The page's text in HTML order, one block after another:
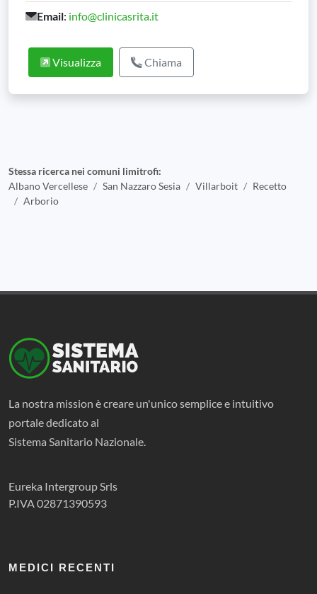
Email: info@clinicasrita.it
Visualizza Chiama
Stessa ricerca nei comuni limitrofi:
Albano Vercellese
San Nazzaro Sesia Villarboit
Recetto
Arborio
La nostra mission è creare un'unico semplice e intuitivo
portale dedicato al
Sistema Sanitario Nazionale.
Eureka Intergroup Srls
P.IVA 02871390593
MEDICI RECENTI